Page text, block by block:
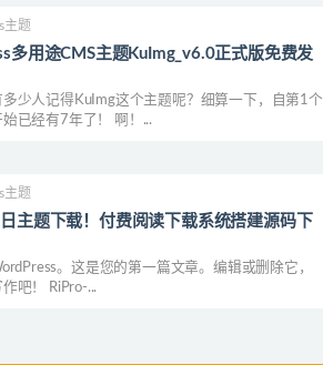
主题
多用途CMS主题KuImg_v6.0正式版免费发
少人记得KuImg这个主题呢？细算一下，自第1个
已经有7年了！ 啊！...
主题
主题下载！付费阅读下载系统搭建源码下
。这是您的第一篇文章。编辑或删除它，
吧！ RiPro-...